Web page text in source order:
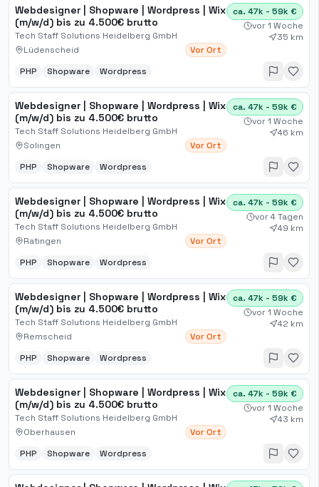
Webdesigner | Shopware | Wordpress | Wix
(m/w/d) bis zu 4.500€ brutto
Tech Staff Solutions Heidelberg GmbH
Lüdenscheid
Vor Ort
ca. 47k - 59k €
vor 1 Woche
35 km
PHP Shopware Wordpress
Webdesigner | Shopware | Wordpress | Wix
(m/w/d) bis zu 4.500€ brutto
Tech Staff Solutions Heidelberg GmbH
Solingen
Vor Ort
ca. 47k - 59k €
vor 1 Woche
46 km
PHP Shopware Wordpress
Webdesigner | Shopware | Wordpress | Wix
(m/w/d) bis zu 4.500€ brutto
Tech Staff Solutions Heidelberg GmbH
Ratingen
Vor Ort
ca. 47k - 59k €
vor 4 Tagen
49 km
PHP Shopware Wordpress
Webdesigner | Shopware | Wordpress | Wix
(m/w/d) bis zu 4.500€ brutto
Tech Staff Solutions Heidelberg GmbH
Remscheid
Vor Ort
ca. 47k - 59k €
vor 1 Woche
42 km
PHP Shopware Wordpress
Webdesigner | Shopware | Wordpress | Wix
(m/w/d) bis zu 4.500€ brutto
Tech Staff Solutions Heidelberg GmbH
Oberhausen
Vor Ort
ca. 47k - 59k €
vor 1 Woche
43 km
PHP Shopware Wordpress